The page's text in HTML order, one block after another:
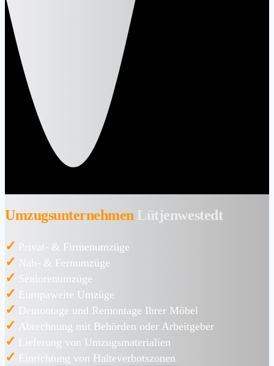
UmzugsunternehmenLütjenwestedt
✓ Privat- & Firmenumzüge
✓ Nah- & Fernumzüge
✓ Seniorenumzüge
✓ Europaweite Umzüge
✓ Demontage und Remontage Ihrer Möbel
✓ Abrechnung mit Behörden oder Arbeitgeber
✓ Lieferung von Umzugsmaterialien
✓ Einrichtung von Halteverbotszonen